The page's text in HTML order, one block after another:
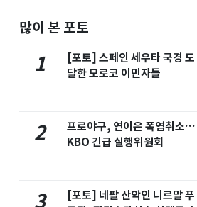
많이 본 포토
1
[포토] 스페인 세우타 국경 도
달한 모로코 이민자들
2
프로야구, 연이은 폭염취소…
KBO 긴급 실행위원회
3
[포토] 네팔 산악인 니르말 푸